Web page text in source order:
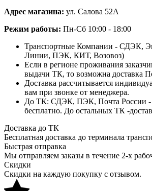
Адрес магазина: ул. Салова 52А
Режим работы: Пн-Сб 10:00 - 18:00
Транспортные Компании - СДЭК,
Линии, ПЭК, КИТ, Возовоз)
Если в регионе проживания
выдачи ТК, то возможна доставка
Доставка рассчитывается
вам при звонке от менеджера.
До ТК: СДЭК, ПЭК, Почта России -
бесплатно. До остальных ТК -
Доставка до ТК
Бесплатная доставка до терминала
Быстрая отправка
Мы отправляем заказы в течение 2-х
Скидки
Скидки на каждую покупку с отзывом.